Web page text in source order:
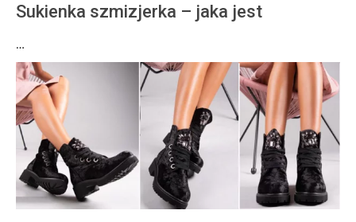
Sukienka szmizjerka – jaka jest
…